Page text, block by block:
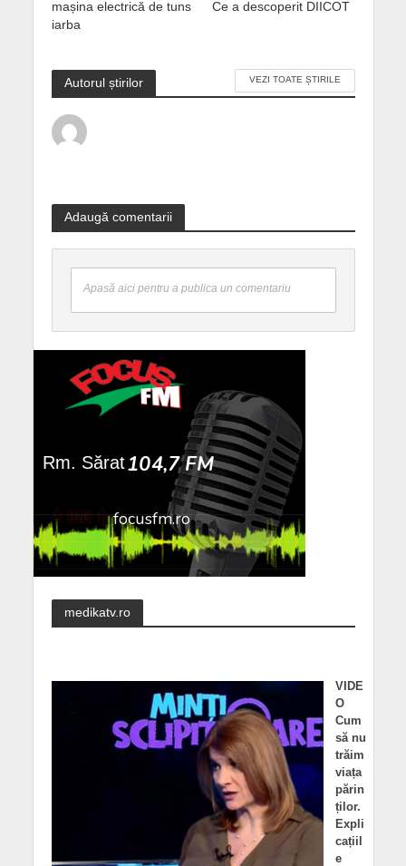
mașina electrică de tuns
iarba
Ce a descoperit DIICOT
Autorul știrilor VEZI TOATE ȘTIRILE
Adaugă comentarii
Apasă aici pentru a publica un comentariu
medikatv.ro
VIDE
O
Cum
să nu
trăim
viața
părin
ților.
Expli
cațiil
e